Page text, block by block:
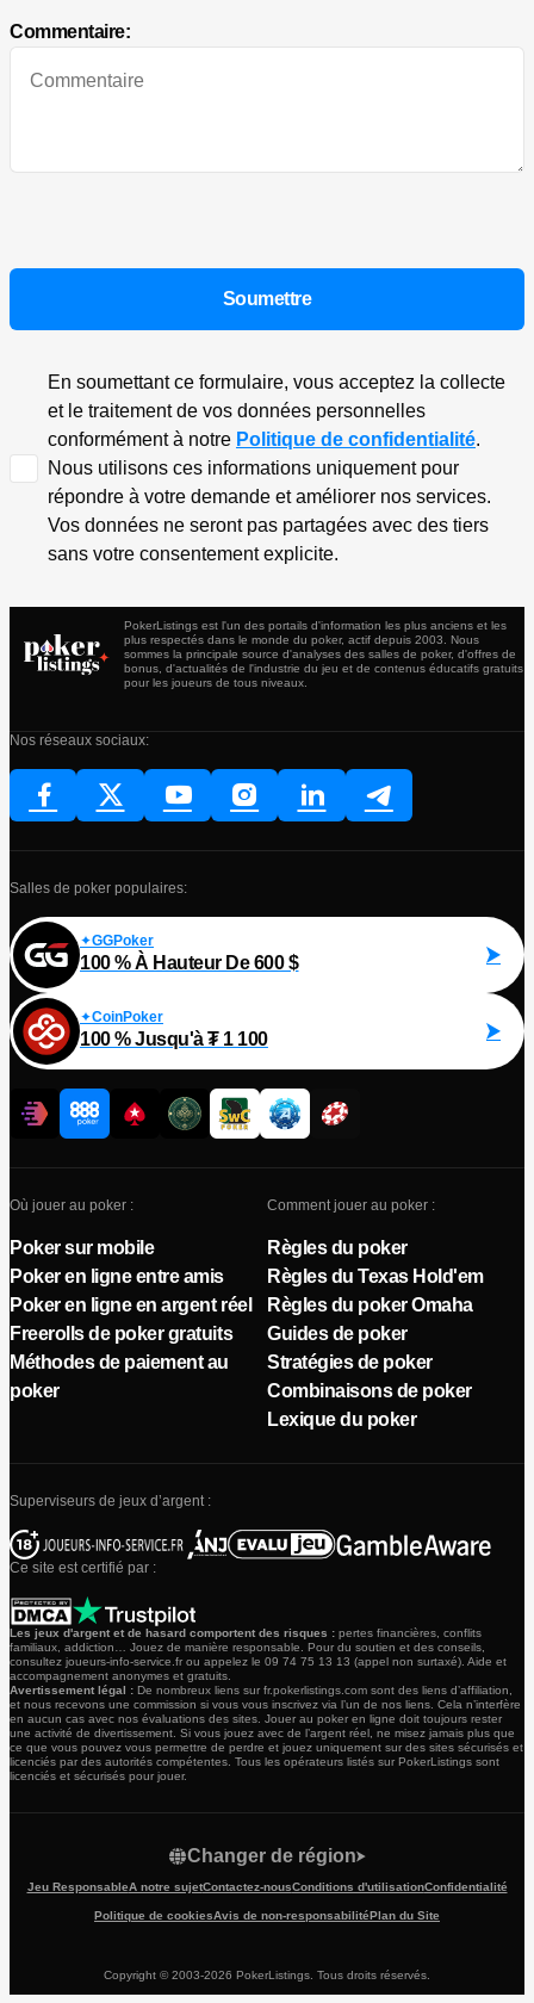
Commentaire:
En soumettant ce formulaire, vous acceptez la collecte
et le traitement de vos données personnelles
conformément à notre Politique de confidentialité.
Nous utilisons ces informations uniquement pour
répondre à votre demande et améliorer nos services.
Vos données ne seront pas partagées avec des tiers
sans votre consentement explicite.
PokerListings est l'un des portails d'information les plus anciens et les
plus respectés dans le monde du poker, actif depuis 2003. Nous
sommes la principale source d'analyses des salles de poker, d'offres de
bonus, d'actualités de l'industrie du jeu et de contenus éducatifs gratuits
pour les joueurs de tous niveaux.
Nos réseaux sociaux:
Salles de poker populaires:
GGPoker
100 % À Hauteur De 600 $
CoinPoker
100 % Jusqu'à ₮ 1 100
Où jouer au poker :
Poker sur mobile
Poker en ligne entre amis
Poker en ligne en argent réel
Freerolls de poker gratuits
Méthodes de paiement au
poker
Comment jouer au poker :
Règles du poker
Règles du Texas Hold'em
Règles du poker Omaha
Guides de poker
Stratégies de poker
Combinaisons de poker
Lexique du poker
Superviseurs de jeux d’argent :
Ce site est certifié par :
Les jeux d'argent et de hasard comportent des risques : pertes financières, conflits
familiaux, addiction… Jouez de manière responsable. Pour du soutien et des conseils,
consultez joueurs-info-service.fr ou appelez le 09 74 75 13 13 (appel non surtaxé). Aide et
accompagnement anonymes et gratuits.
Avertissement légal : De nombreux liens sur fr.pokerlistings.com sont des liens d’affiliation,
et nous recevons une commission si vous vous inscrivez via l’un de nos liens. Cela n’interfère
en aucun cas avec nos évaluations des sites. Jouer au poker en ligne doit toujours rester
une activité de divertissement. Si vous jouez avec de l’argent réel, ne misez jamais plus que
ce que vous pouvez vous permettre de perdre et jouez uniquement sur des sites sécurisés et
licenciés par des autorités compétentes. Tous les opérateurs listés sur PokerListings sont
licenciés et sécurisés pour jouer.
Jeu ResponsableA notre sujetContactez-nousConditions d'utilisationConfidentialité
Politique de cookiesAvis de non-responsabilité Plan du Site
Changer de région
Copyright © 2003-2026 PokerListings. Tous droits réservés.